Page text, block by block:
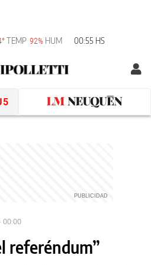
TEMP 92% HUM 00:55 HS
00:00
referéndum”